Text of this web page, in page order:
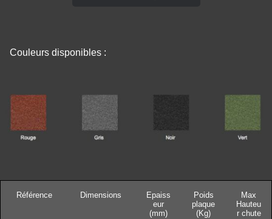
Couleurs disponibles :
Référence Dimensions
Epaiss
eur
(mm)
Poids
plaque
(Kg)
Max
Hauteu
r chute